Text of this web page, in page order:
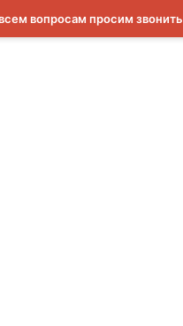
вопросам просим звонить